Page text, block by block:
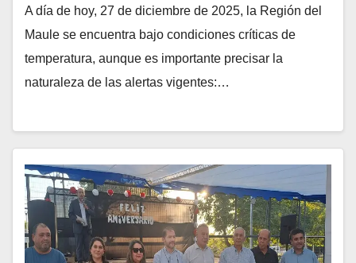
A día de hoy, 27 de diciembre de 2025, la Región del
Maule se encuentra bajo condiciones críticas de
temperatura, aunque es importante precisar la
naturaleza de las alertas vigentes:…